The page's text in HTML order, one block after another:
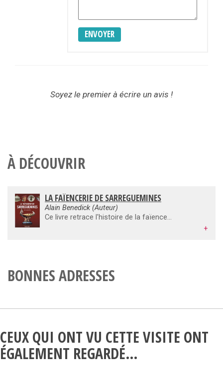
ENVOYER
Soyez le premier à écrire un avis !
À DÉCOUVRIR
LA FAÏENCERIE DE SARREGUEMINES
Alain Benedick (Auteur)
Ce livre retrace l'histoire de la faïencerie de Sarreguemines depuis la fin du XVIIIe jusqu'à nos jours.
+
BONNES ADRESSES
CEUX QUI ONT VU CETTE VISITE ONT
ÉGALEMENT REGARDÉ…